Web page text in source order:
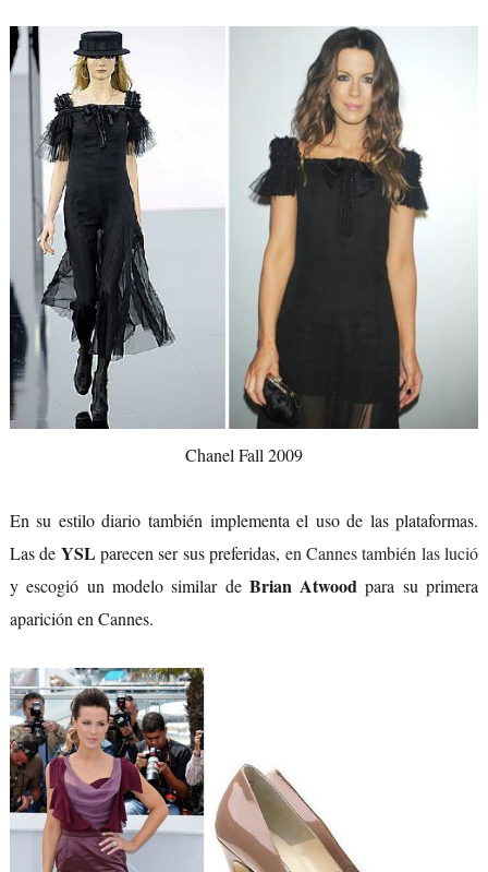
Chanel Fall 2009
En su estilo diario también implementa el uso de las plataformas.
Las de YSL parecen ser sus preferidas, en Cannes también las lució
y escogió un modelo similar de Brian Atwood para su primera
aparición en Cannes.